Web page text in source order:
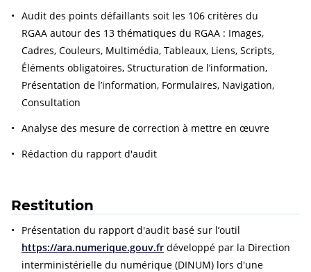
Audit des points défaillants soit les 106 critères du
RGAA autour des 13 thématiques du RGAA : Images,
Cadres, Couleurs, Multimédia, Tableaux, Liens, Scripts,
Éléments obligatoires, Structuration de l’information,
Présentation de l’information, Formulaires, Navigation,
Consultation
Analyse des mesure de correction à mettre en œuvre
Rédaction du rapport d'audit
Restitution
Présentation du rapport d'audit basé sur l’outil
https://ara.numerique.gouv.fr développé par la Direction
interministérielle du numérique (DINUM) lors d'une